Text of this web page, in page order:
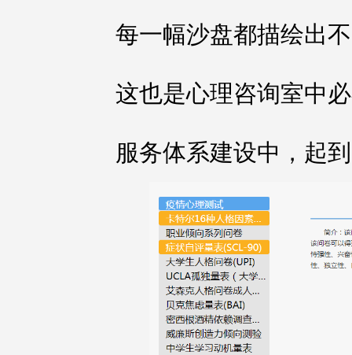
每一幅沙盘都描绘出
这也是心理咨询室中
服务体系建设中，起